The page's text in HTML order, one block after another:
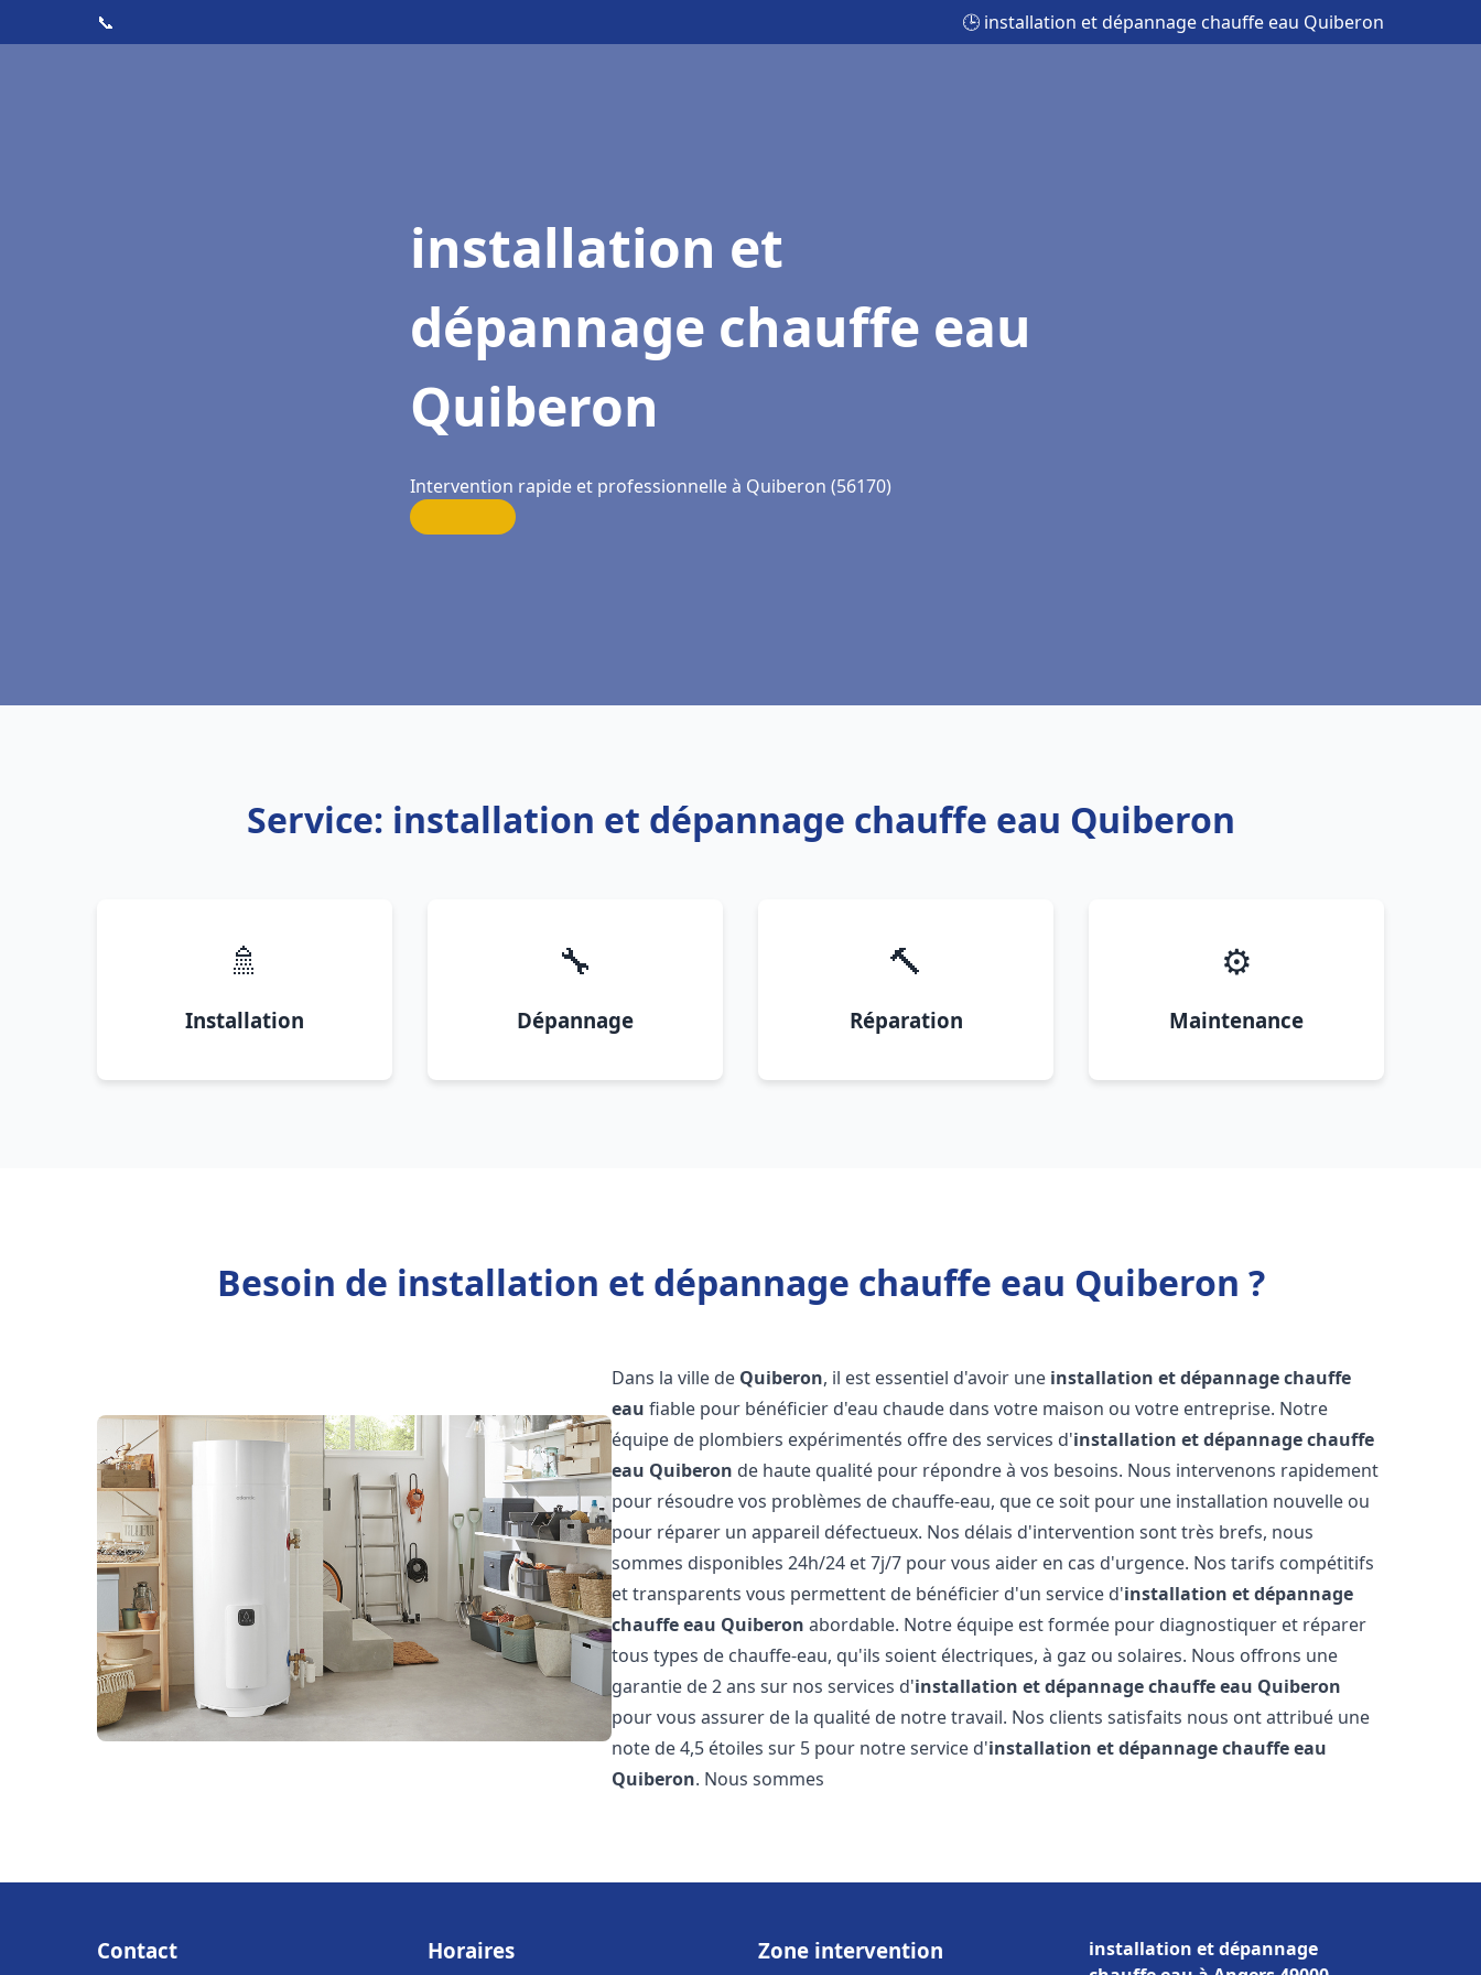
📞 🕒 installation et dépannage chauffe eau Quiberon
installation et
dépannage chauffe eau
Quiberon
Intervention rapide et professionnelle à Quiberon (56170)
Service: installation et dépannage chauffe eau Quiberon
🚿
Installation
🔧
Dépannage
🔨
Réparation
⚙️
Maintenance
Besoin de installation et dépannage chauffe eau Quiberon ?
Dans la ville de Quiberon, il est essentiel d'avoir une installation et dépannage chauffe
eau fiable pour bénéficier d'eau chaude dans votre maison ou votre entreprise. Notre
équipe de plombiers expérimentés offre des services d'installation et dépannage chauffe
eau Quiberon de haute qualité pour répondre à vos besoins. Nous intervenons rapidement
pour résoudre vos problèmes de chauffe-eau, que ce soit pour une installation nouvelle ou
pour réparer un appareil défectueux. Nos délais d'intervention sont très brefs, nous
sommes disponibles 24h/24 et 7j/7 pour vous aider en cas d'urgence. Nos tarifs compétitifs
et transparents vous permettent de bénéficier d'un service d'installation et dépannage
chauffe eau Quiberon abordable. Notre équipe est formée pour diagnostiquer et réparer
tous types de chauffe-eau, qu'ils soient électriques, à gaz ou solaires. Nous offrons une
garantie de 2 ans sur nos services d'installation et dépannage chauffe eau Quiberon
pour vous assurer de la qualité de notre travail. Nos clients satisfaits nous ont attribué une
note de 4,5 étoiles sur 5 pour notre service d'installation et dépannage chauffe eau
Quiberon. Nous sommes
Contact Horaires Zone intervention
installation et dépannage